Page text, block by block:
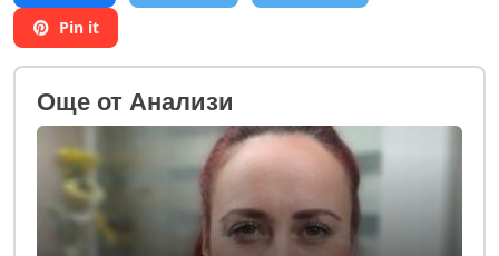
Pin it
Oще от Анализи